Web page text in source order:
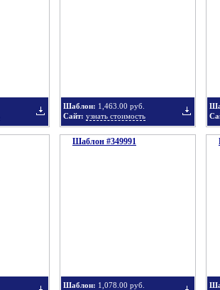
Шаблон: 1,463.00 руб.
Сайт: узнать стоимость
Шаблон #349991
Шаблон: 1,078.00 руб.